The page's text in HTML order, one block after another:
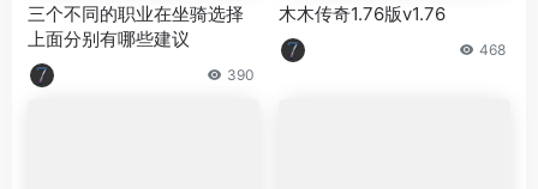
三个不同的职业在坐骑选择
上面分别有哪些建议
390
木木传奇1.76版v1.76
468